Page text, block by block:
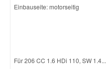
Einbauseite: motorseitig
Für 206 CC 1.6 HDi 110, SW 1.4...